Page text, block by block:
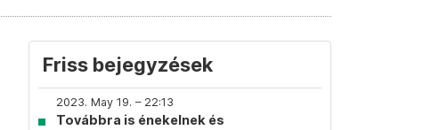
Friss bejegyzések
2023. May 19. – 22:13
Továbbra is énekelnek és